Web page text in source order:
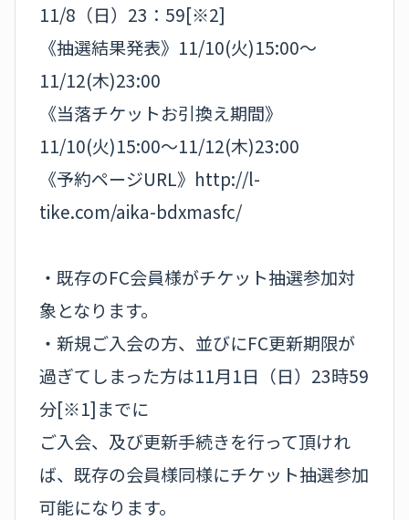
11/8（日）23：59[※2]
《抽選結果発表》11/10(火)15:00～
11/12(木)23:00
《当落チケットお引換え期間》
11/10(火)15:00～11/12(木)23:00
《予約ページURL》http://l-
tike.com/aika-bdxmasfc/
・既存のFC会員様がチケット抽選参加対
象となります。
・新規ご入会の方、並びにFC更新期限が
過ぎてしまった方は11月1日（日）23時59
分[※1]までに
ご入会、及び更新手続きを行って頂けれ
ば、既存の会員様同様にチケット抽選参加
可能になります。